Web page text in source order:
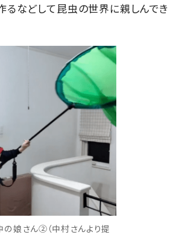
るなどして昆虫の世界に親しんでき
の娘さん②（中村さんより提